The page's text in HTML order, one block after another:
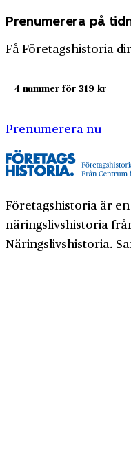
Prenumerera på
Få Företagshistoria
4 nummer för 319 kr
Prenumerera nu
Företagshistoria är
näringslivshistoria
Näringslivshistoria.